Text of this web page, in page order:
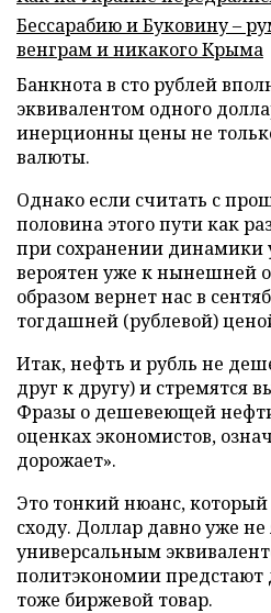
Бессарабию и Буковину –
венграм и никакого Крыма
Банкнота в сто рублей
эквивалентом одного
инерционны цены не
валюты.
Однако если считать с
половина этого пути как
при сохранении динамики
вероятен уже к нынешней
образом вернет нас в
тогдашней (рублевой)
Итак, нефть и рубль не
друг к другу) и стремятся
Фразы о дешевеющей
оценках экономистов,
дорожает».
Это тонкий нюанс, который
сходу. Доллар давно уже не
универсальным
политэкономии предстают
тоже биржевой товар.